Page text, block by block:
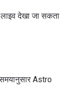
देखा जा सकता
Astro